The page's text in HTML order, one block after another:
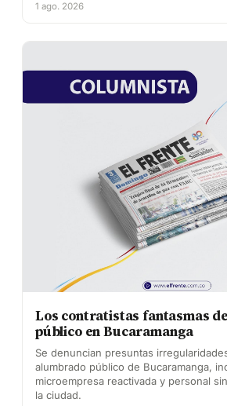
1 ago. 2026
Los contratistas fantasmas
público en Bucaramanga
Se denuncian presuntas
alumbrado público de Bucaramanga,
microempresa reactivada y personal
la ciudad.